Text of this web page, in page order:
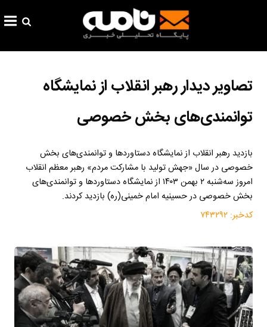
تصاویر دیدار رهبر انقلاب از نمایشگاه
توانمندی‌های بخش خصوصی
بازدید رهبر انقلاب از نمایشگاه دستاوردها و توانمندی‌های بخش
خصوصی در سال «جهش تولید با مشارکت مردم» رهبر معظم انقلاب
امروز سه‌شنبه ۲ بهمن ۱۴۰۳ از نمایشگاه دستاوردها و توانمندی‌های
بخش خصوصی در حسینیه امام خمینی(ره) بازدید کردند.
کدخبر: ۷۴۳۲۹۲